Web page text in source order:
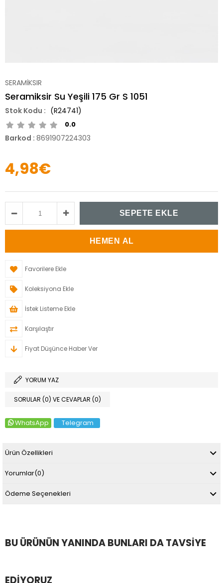
SERAMİKSIR
Seramiksir Su Yeşili 175 Gr S 1051
(R24741)
0.0
Barkod : 8691907224303
4,98€
Favorilere Ekle
Koleksiyona Ekle
İstek Listeme Ekle
Karşılaştır
Fiyat Düşünce Haber Ver
YORUM YAZ
SORULAR (0) VE CEVAPLAR (0)
WhatsApp Telegram
Ürün Özellikleri
Yorumlar(0)
Ödeme Seçenekleri
BU ÜRÜNÜN YANINDA BUNLARI DA TAVSIYE
EDIYORUZ